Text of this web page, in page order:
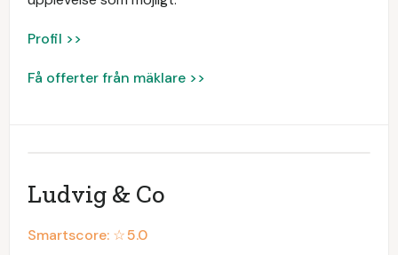
Profil >>
Få offerter från mäklare >>
Ludvig & Co
Smartscore: ☆5.0